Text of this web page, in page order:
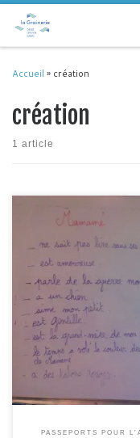
Passer au contenu
Accueil » création
création
1 article
En novembre, dans le
écoles ont pu découvrir le
de Fabien Arca met en
fils, incarnés par Perrine
PASSEPORTS POUR